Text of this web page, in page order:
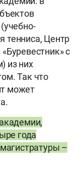
тенниса, Центр
с
из них
Так что
может
года
–